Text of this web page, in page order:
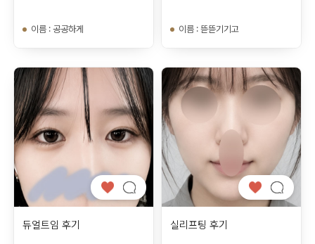
이름 : 공공하게 이름 : 뜯뜯기기고
듀얼트임 후기 실리프팅 후기